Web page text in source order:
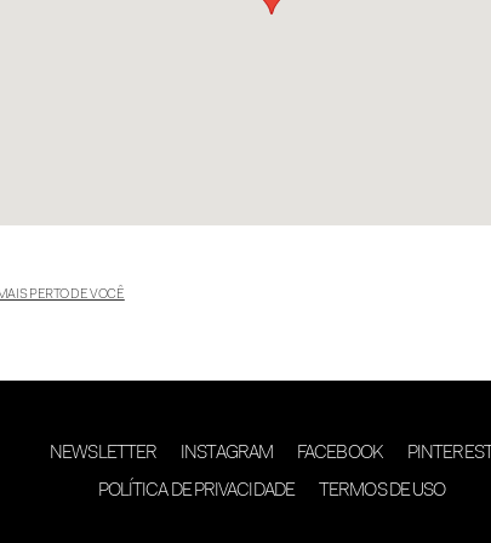
PERTO DE VOCÊ
NEWSLETTER INSTAGRAM FACEBOOK PINTEREST
POLÍTICA DE PRIVACIDADE TERMOS DE USO